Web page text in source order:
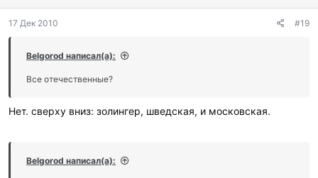
17 Дек 2010 #19
Belgorod написал(а):
Все отечественные?
Нет. сверху вниз: золингер, шведская, и московская.
Belgorod написал(а):